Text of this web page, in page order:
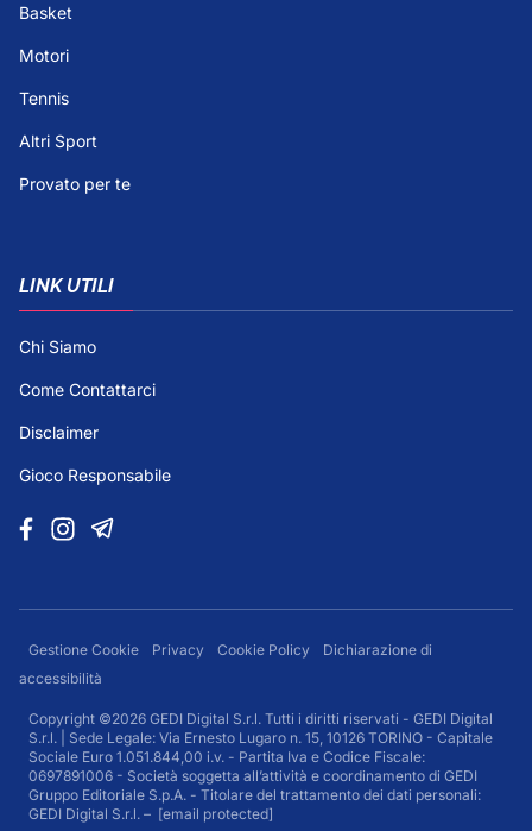
Basket
Motori
Tennis
Altri Sport
Provato per te
LINK UTILI
Chi Siamo
Come Contattarci
Disclaimer
Gioco Responsabile
Gestione Cookie Privacy Cookie Policy
Dichiarazione di
accessibilità
Copyright ©2026 GEDI Digital S.r.l. Tutti i diritti riservati - GEDI Digital
S.r.l. | Sede Legale: Via Ernesto Lugaro n. 15, 10126 TORINO - Capitale
Sociale Euro 1.051.844,00 i.v. - Partita Iva e Codice Fiscale:
0697891006 - Società soggetta all’attività e coordinamento di GEDI
Gruppo Editoriale S.p.A. - Titolare del trattamento dei dati personali:
GEDI Digital S.r.l. – [email protected]